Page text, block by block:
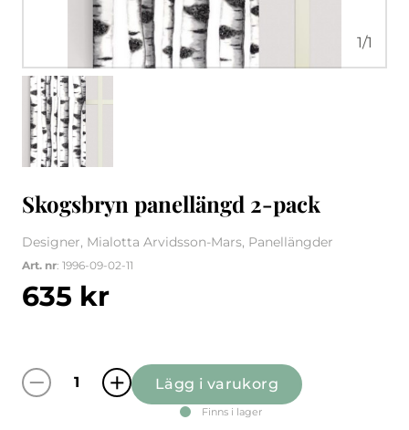
1/1
Skogsbryn panellängd 2-pack
Designer, Mialotta Arvidsson-Mars, Panellängder
Art. nr: 1996-09-02-11
635 kr
Skogsbryn panellängd 2-pack mängd
Lägg i varukorg
Finns i lager